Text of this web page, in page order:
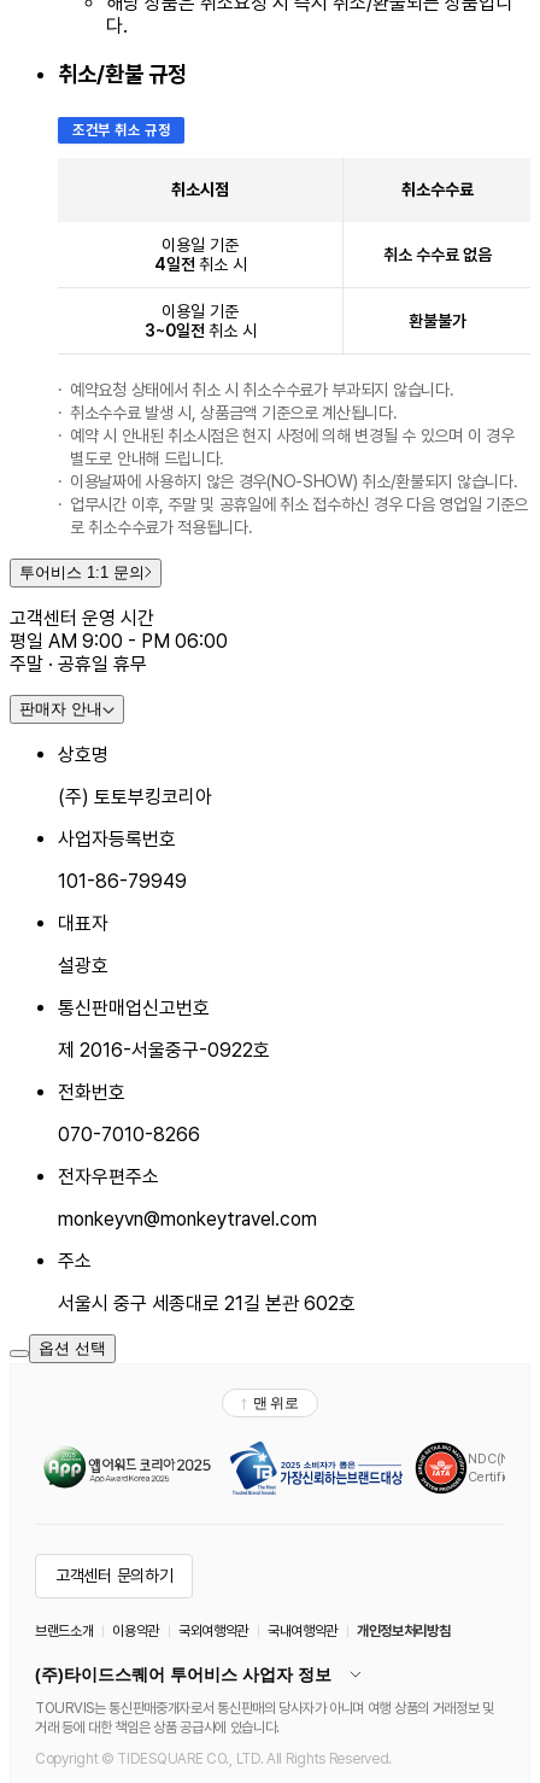
다.
취소/환불 규정
조건부 취소 규정
취소시점 취소수수료
이용일 기준
4일전 취소 시 취소 수수료 없음
이용일 기준
3~0일전 취소 시 환불불가
예약요청 상태에서 취소 시 취소수수료가 부과되지 않습니다.
취소수수료 발생 시, 상품금액 기준으로 계산됩니다.
예약 시 안내된 취소시점은 현지 사정에 의해 변경될 수 있으며 이 경우
별도로 안내해 드립니다.
이용날짜에 사용하지 않은 경우(NO-SHOW) 취소/환불되지 않습니다.
업무시간 이후, 주말 및 공휴일에 취소 접수하신 경우 다음 영업일 기준으
로 취소수수료가 적용됩니다.
투어비스 1:1 문의
고객센터 운영 시간
평일 AM 9:00 - PM 06:00
주말 · 공휴일 휴무
판매자 안내
상호명
(주) 토토부킹코리아
사업자등록번호
101-86-79949
대표자
설광호
통신판매업신고번호
제 2016-서울중구-0922호
전화번호
070-7010-8266
전자우편주소
monkeyvn@monkeytravel.com
주소
서울시 중구 세종대로 21길 본관 602호
공
옵션 선택